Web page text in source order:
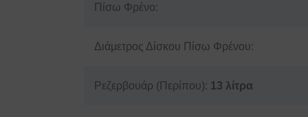
Πίσω Φρένο:
Διάμετρος Δίσκου Πίσω Φρένου:
Ρεζερβουάρ (Περίπου): 13 λίτρα